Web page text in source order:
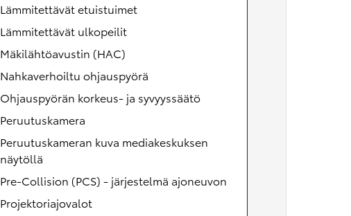
Lämmitettävät etuistuimet
Lämmitettävät ulkopeilit
Mäkilähtöavustin (HAC)
Nahkaverhoiltu ohjauspyörä
Ohjauspyörän korkeus- ja syvyyssäätö
Peruutuskamera
Peruutuskameran kuva mediakeskuksen
näytöllä
Pre-Collision (PCS) - järjestelmä ajoneuvon
Projektoriajovalot